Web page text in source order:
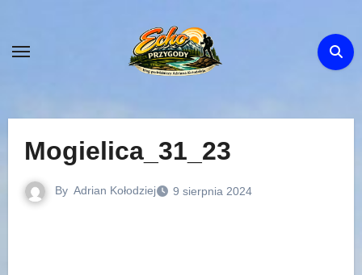
content
Mogielica_31_23
By Adrian Kołodziej 9 sierpnia 2024